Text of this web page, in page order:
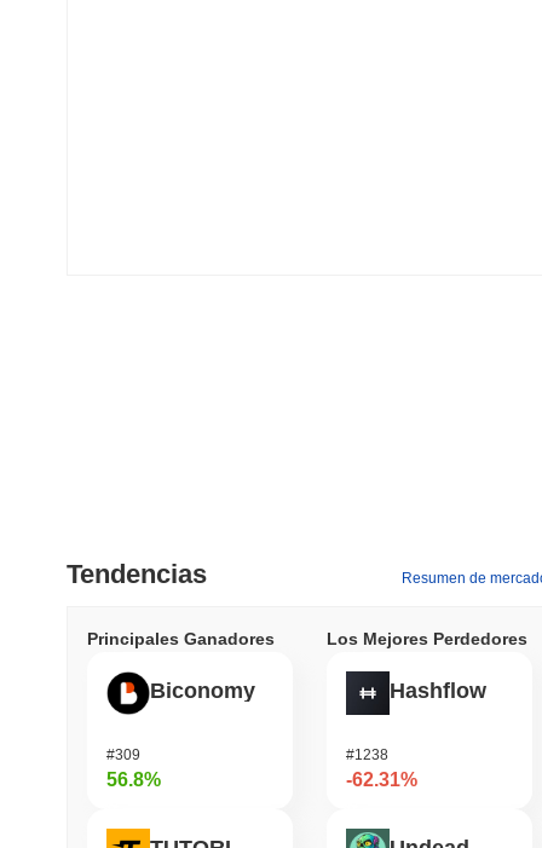
Tendencias Resumen de
Principales Ganadores
Biconomy
#309
56.8%
Los Mejores Perdedores
Hashflow
#1238
-62.31%